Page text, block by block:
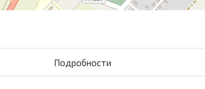
Подробности